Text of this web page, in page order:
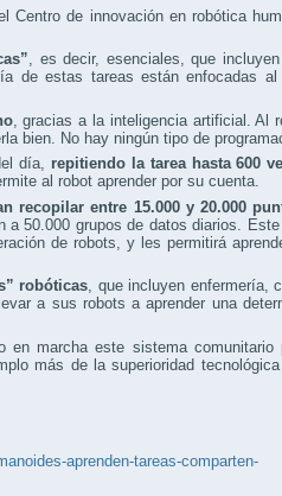
Centro de innovación en robótica
, es decir, esenciales, que
de estas tareas están enfocadas al
, gracias a la inteligencia artificial. Al
bien. No hay ningún tipo de
día, repitiendo la tarea hasta 600
al robot aprender por su cuenta.
recopilar entre 15.000 y 20.000
a 50.000 grupos de datos diarios.
de robots, y les permitirá
robóticas, que incluyen enfermería,
a sus robots a aprender una
en marcha este sistema comunitario
más de la superioridad tecnológica
aprenden-tareas-comparten-